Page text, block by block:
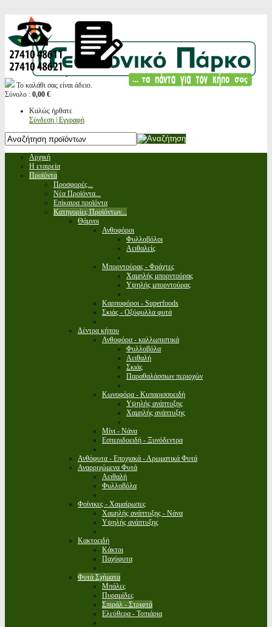
Το καλάθι σας είναι άδειο.
Σύνολο : 0,00 €
Καλώς ήρθατε
Σύνδεση | Εγγραφή
Αρχική
Η εταιρεία
Προϊόντα
Προσφορές...
Νέα Προϊόντα...
Επίκαιρα προϊόντα
Κατηγορίες Προϊόντων...
Θάμνοι
Ανθοφόροι
Φυλλοβόλοι
Αειθαλείς
Μπορντούρας - Φράχτες
Χαμηλής μπορντούρας
Υψηλής μπορντούρας
Καρποφόροι - Superfoods
Σκιάς - Οξύφυλλα φυτά
Δέντρα κήπου
Ανθοφόρα - καλλωπιστικά
Φυλλοβόλα
Αειθαλή
Σκιάς
Παραθαλάσσιων περιοχών
Κωνοφόρα - Κυπαρισσοειδή
Υψηλής ανάπτυξης
Χαμηλής ανάπτυξης
Μίνι - Νάνα
Εσπεριδοειδή - Ξυνόδεντρα
Ανθόφυτα - Εποχιακά - Αρωματικά Φυτά
Αναρριχώμενα Φυτά
Αειθαλή
Φυλλοβόλα
Φοίνικες - Χαμαίρωπες
Χαμηλής ανάπτυξης - Νάνα
Υψηλής ανάπτυξης
Κακτοειδή
Κάκτοι
Παχύφυτα
Φυτά Σχήματα
Μπάλες
Πυραμίδες
Σπιράλ - Στριφτά
Ελεύθερα - Τοπιάρια